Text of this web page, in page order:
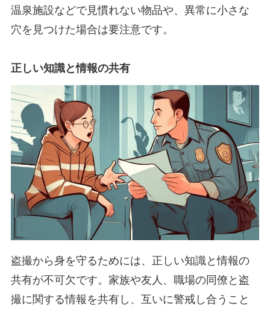
温泉施設などで見慣れない物品や、異常に小さな
穴を見つけた場合は要注意です。
正しい知識と情報の共有
盗撮から身を守るためには、正しい知識と情報の
共有が不可欠です。家族や友人、職場の同僚と盗
撮に関する情報を共有し、互いに警戒し合うこと